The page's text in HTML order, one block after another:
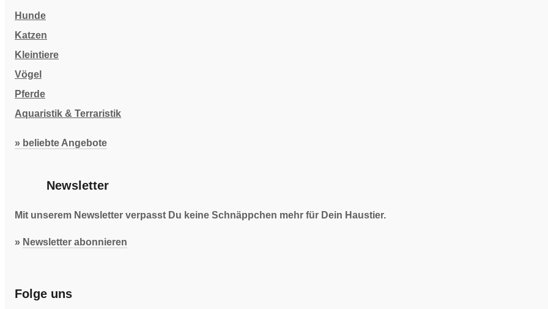
Hunde
Katzen
Kleintiere
Vögel
Pferde
Aquaristik & Terraristik
» beliebte Angebote
Newsletter
Mit unserem Newsletter verpasst Du keine Schnäppchen mehr für Dein Haustier.
» Newsletter abonnieren
Folge uns